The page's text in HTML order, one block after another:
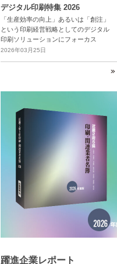
デジタル印刷特集 2026
「生産効率の向上」あるいは「創注」
という印刷経営戦略としてのデジタル
印刷ソリューションにフォーカス
2026年03月25日
躍進企業レポート